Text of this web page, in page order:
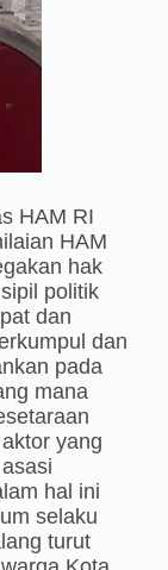
HAM RI
HAM
hak
politik
dan
dan
pada
mana
yang
hal ini
selaku
turut